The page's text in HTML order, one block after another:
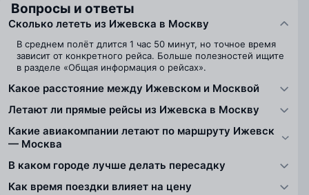
Вопросы и ответы
Сколько лететь из Ижевска в Москву
В среднем полёт длится 1 час 50 минут, но точное время
зависит от конкретного рейса. Больше полезностей ищите
в разделе «Общая информация о рейсах».
Какое расстояние между Ижевском и Москвой
Летают ли прямые рейсы из Ижевска в Москву
Какие авиакомпании летают по маршруту Ижевск
— Москва
В каком городе лучше делать пересадку
Как время поездки влияет на цену